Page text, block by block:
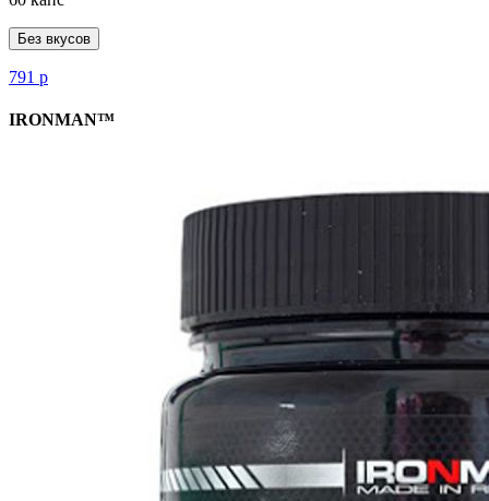
Без вкусов
791 р
IRONMAN™